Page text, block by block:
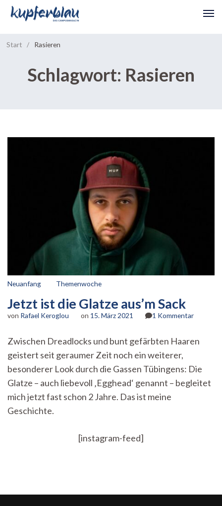
Start / Rasieren
Schlagwort: Rasieren
Neuanfang Themenwoche
Jetzt ist die Glatze aus’m Sack
von Rafael Keroglou on 15. März 2021 1 Kommentarzu
die
aus’m
Sack
Zwischen Dreadlocks und bunt gefärbten Haaren
geistert seit geraumer Zeit noch ein weiterer,
besonderer Look durch die Gassen Tübingens: Die
Glatze – auch liebevoll ‚Egghead‘ genannt – begleitet
mich jetzt fast schon 2 Jahre. Das ist meine
Geschichte.
[instagram-feed]